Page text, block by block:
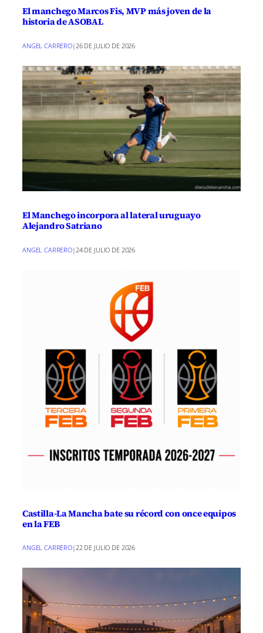
El manchego Marcos Fis, MVP más joven de la
historia de ASOBAL
ANGEL CARRERO| 26 DE JULIO DE 2026
El Manchego incorpora al lateral uruguayo
Alejandro Satriano
ANGEL CARRERO| 24 DE JULIO DE 2026
Castilla-La Mancha bate su récord con once equipos
en la FEB
ANGEL CARRERO|22 DE JULIO DE 2026